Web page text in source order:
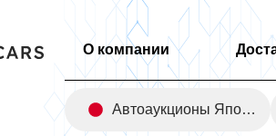
О компании
Автоаукционы Японии